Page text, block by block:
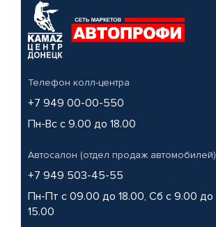
Телефон колл-центра
+7 949 00-00-550
Пн-Вс с 9.00 до 18.00
Автосалон (отдел продаж автомобилей)
+7 949 503-45-55
Пн-Пт с 09.00 до 18.00, Сб с 9.00 до
15.00